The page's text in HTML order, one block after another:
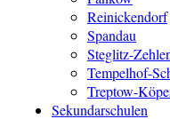
Reinickendorf
Spandau
Steglitz-
Tempelhof-
Treptow-
Sekundarschulen